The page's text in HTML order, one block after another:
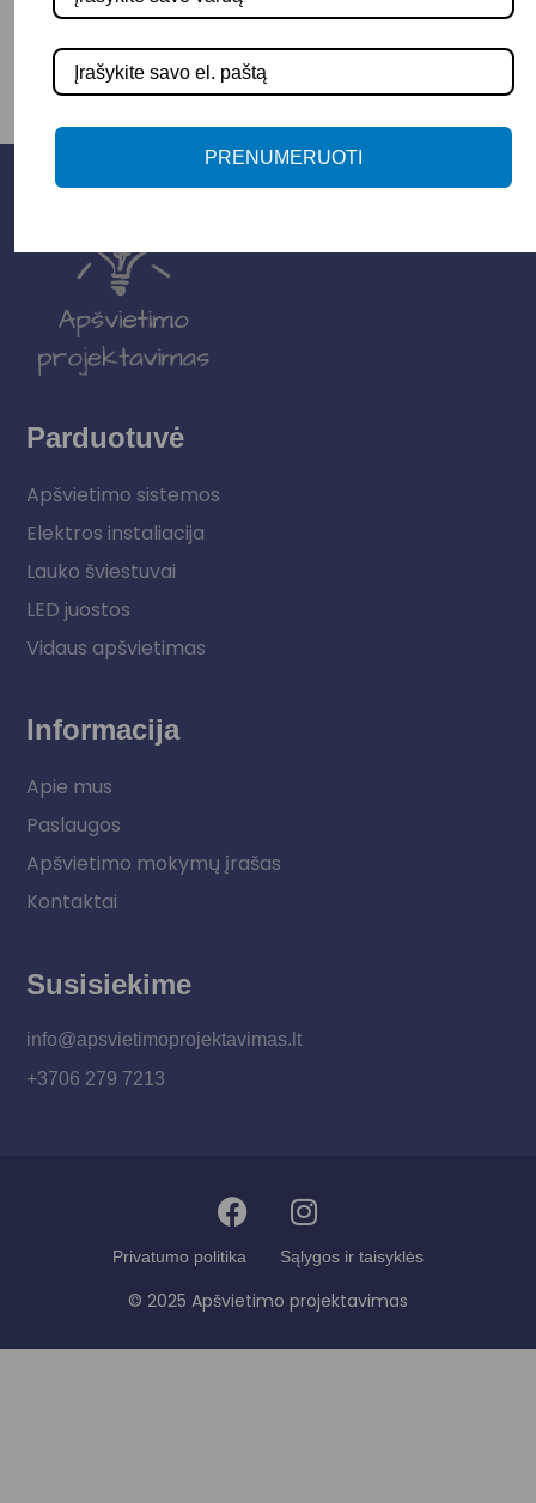
Parduotuvė
Apšvietimo sistemos
Elektros instaliacija
Lauko šviestuvai
LED juostos
Vidaus apšvietimas
Informacija
Apie mus
Paslaugos
Apšvietimo mokymų įrašas
Kontaktai
Susisiekime
info@apsvietimoprojektavimas.lt
+3706 279 7213
Privatumo politika Sąlygos ir taisyklės
© 2025 Apšvietimo projektavimas
PRENUMERUOTI